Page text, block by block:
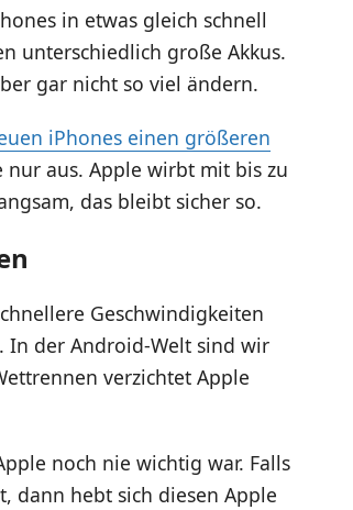
in etwas gleich schnell
unterschiedlich große Akkus.
gar nicht so viel ändern.
iPhones einen größeren
nur aus. Apple wirbt mit bis zu
das bleibt sicher so.
Geschwindigkeiten
In der Android-Welt sind wir
verzichtet Apple
noch nie wichtig war. Falls
dann hebt sich diesen Apple